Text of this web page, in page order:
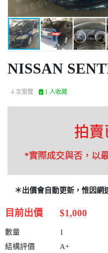
NISSAN
4 次瀏覽 1 人收藏
拍賣
*實際成交與否，以
＊出價會自動更新，惟因網
目前出價 $1,000
數量
1
結構評價
A+